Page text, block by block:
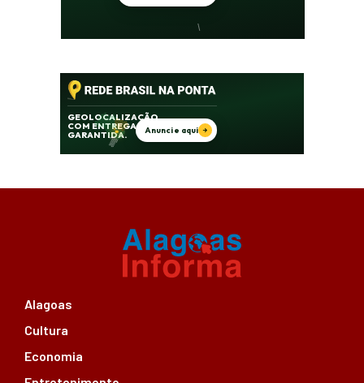
Alagoas
Cultura
Economia